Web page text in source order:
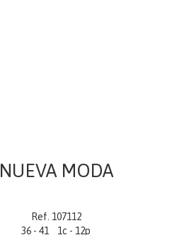
NUEVA MODA
Ref. 107112
36 - 41 1c - 12p